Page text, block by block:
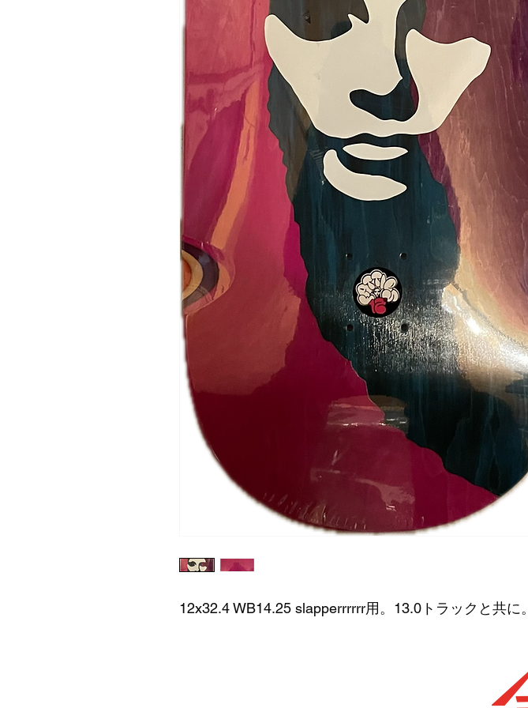
12x32.4 WB14.25 slapperrrrrr用。13.0トラックと共に。